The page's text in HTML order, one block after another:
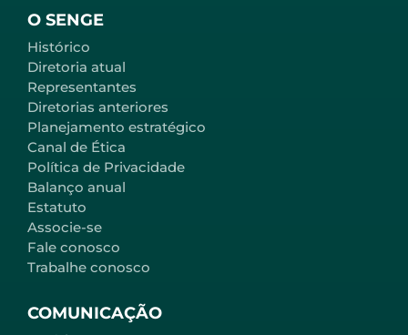
O SENGE
Histórico
Diretoria atual
Representantes
Diretorias anteriores
Planejamento estratégico
Canal de Ética
Política de Privacidade
Balanço anual
Estatuto
Associe-se
Fale conosco
Trabalhe conosco
COMUNICAÇÃO